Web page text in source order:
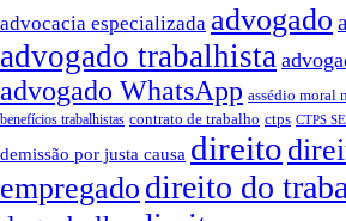
advocacia especializada advogado
advogado trabalhista
advogado WhatsApp assédio moral
benefícios trabalhistas contrato de trabalho ctps CTPS
demissão por justa causa direito
empregado direito do